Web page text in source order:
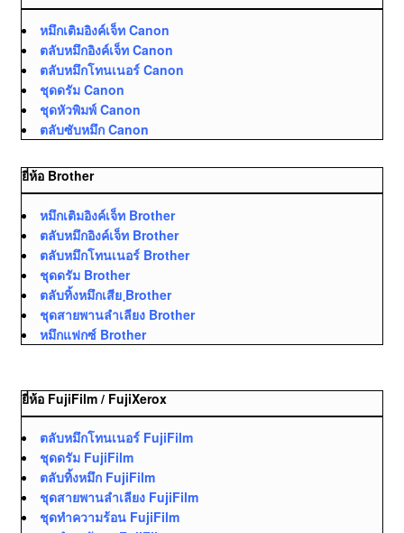
หมึกเติมอิงค์เจ็ท Canon
ตลับหมึกอิงค์เจ็ท Canon
ตลับหมึกโทนเนอร์ Canon
ชุดดรัม Canon
ชุดหัวพิมพ์ Canon
ตลับซับหมึก Canon
ยี่ห้อ Brother
หมึกเติมอิงค์เจ็ท Brother
ตลับหมึกอิงค์เจ็ท Brother
ตลับหมึกโทนเนอร์ Brother
ชุดดรัม Brother
ตลับทิ้งหมึกเสีย ฺBrother
ชุดสายพานลำเลียง Brother
หมึกแฟกซ์ Brother
ยี่ห้อ FujiFilm / FujiXerox
ตลับหมึกโทนเนอร์ FujiFilm
ชุดดรัม FujiFilm
ตลับทิ้งหมึก FujiFilm
ชุดสายพานลำเลียง FujiFilm
ชุดทำความร้อน FujiFilm